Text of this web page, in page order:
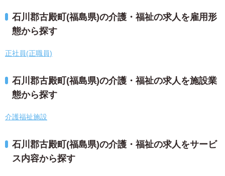
石川郡古殿町(福島県)の介護・福祉の求人を雇用形
態から探す
正社員(正職員)
石川郡古殿町(福島県)の介護・福祉の求人を施設業
態から探す
介護福祉施設
石川郡古殿町(福島県)の介護・福祉の求人をサービ
ス内容から探す